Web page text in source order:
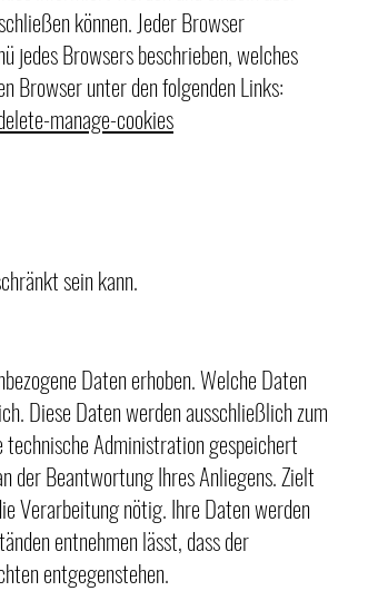
können. Jeder Browser
jedes Browsers beschrieben, welches
Browser unter den folgenden Links:
manage-cookies
sein kann.
Daten erhoben. Welche Daten
Diese Daten werden ausschließlich zum
Administration gespeichert
der Beantwortung Ihres Anliegens. Zielt
Verarbeitung nötig. Ihre Daten werden
entnehmen lässt, dass der
entgegenstehen.